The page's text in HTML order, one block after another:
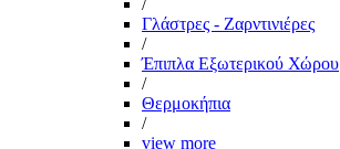
/
Γλάστρες - Ζαρντινιέρες
/
Έπιπλα Εξωτερικού Χώρου
/
Θερμοκήπια
/
view more